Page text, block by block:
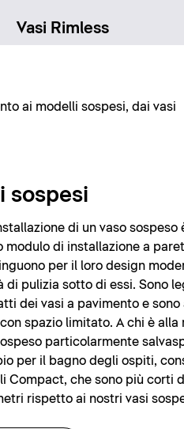
Vasi Rimless
ai modelli sospesi, dai vasi
sospesi
di un vaso sospeso
modulo di installazione a
per il loro design
di pulizia sotto di essi. Sono
dei vasi a pavimento e
spazio limitato. A chi è alla
particolarmente
per il bagno degli ospiti,
Compact, che sono più corti
rispetto ai nostri vasi